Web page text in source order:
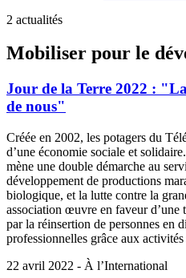
2 actualités
Mobiliser pour le
Jour de la Terre 2022 :
de nous"
Créée en 2002, les potagers du
d’une économie sociale et
mène une double démarche au
développement de productions
biologique, et la lutte contre la
association œuvre en faveur
par la réinsertion de personnes en
professionnelles grâce aux
22 avril 2022 - À l’International